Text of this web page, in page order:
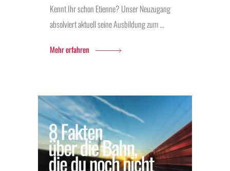
Kennt Ihr schon Etienne? Unser Neuzugang
absolviert aktuell seine Ausbildung zum ...
Mehr erfahren